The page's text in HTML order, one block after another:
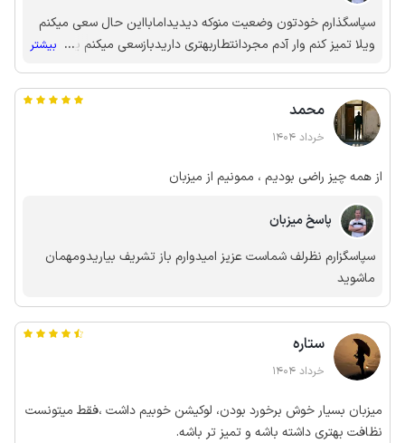
فقط یکم برا تمیزی مکان بیشتر وقت بزارن من بازم اینجا رو انتخاب
میکنم. چون خود اون منطقه بسیار آروم زیبا بود.
سپاسگذارم خودتون وضعیت منوکه دیدیدامابااین حال سعی میکنم
ویلا تمیز کنم وار آدم مجردانتطاربهتری داریدبازسعی میکنم یکم
... بیشتر
محمد
خرداد 1404
از همه چیز راضی بودیم ، ممونیم از میزبان
پاسخ میزبان
سپاسگزارم نظرلف شماست عزیز امیدوارم باز تشریف بیاریدومهمان
ماشوید
ستاره
خرداد 1404
میزبان بسیار خوش برخورد بودن، لوکیشن خوبیم داشت ،فقط میتونست
نظافت بهتری داشته باشه و تمیز تر باشه.